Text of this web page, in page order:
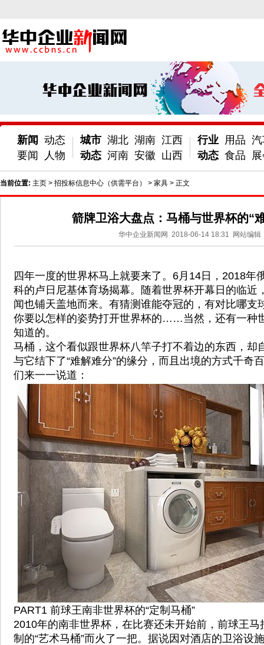
新闻
要闻
动态
人物
城市
动态
湖北 湖南 江西
河南 安徽 山西
行业
动态
用品
食品
当前位置: 主页 > 招投标信息中心（供需平台） > 家具 > 正文
箭牌卫浴大盘点：马桶与世界杯的“
华中企业新闻网 2018-06-14 18:31 网站编辑
四年一度的世界杯马上就要来了。6月14日，2018年
科的卢日尼基体育场揭幕。随着世界杯开幕日的临近
闻也铺天盖地而来。有猜测谁能夺冠的，有对比哪支
你要以怎样的姿势打开世界杯的……当然，还有一种
知道的。
马桶，这个看似跟世界杯八竿子打不着边的东西，却
与它结下了“难解难分”的缘分，而且出境的方式千奇
们来一一说道：
PART1 前球王南非世界杯的“定制马桶”
2010年的南非世界杯，在比赛还未开始前，前球王
制的“艺术马桶”而火了一把。据说因对酒店的卫浴设